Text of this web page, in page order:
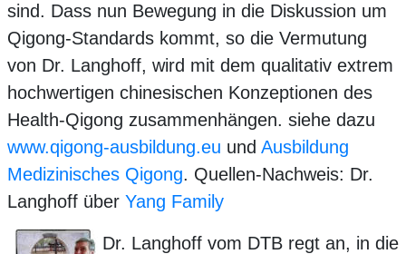
sind. Dass nun Bewegung in die Diskussion um
Qigong-Standards kommt, so die Vermutung
von Dr. Langhoff, wird mit dem qualitativ extrem
hochwertigen chinesischen Konzeptionen des
Health-Qigong zusammenhängen. siehe dazu
www.qigong-ausbildung.eu und Ausbildung
Medizinisches Qigong. Quellen-Nachweis: Dr.
Langhoff über Yang Family
Dr. Langhoff vom DTB regt an, in die